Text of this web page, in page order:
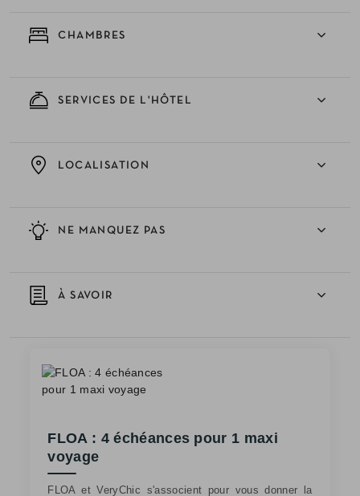
CHAMBRES
SERVICES DE L'HÔTEL
NE MANQUEZ PAS
LOCALISATION
À SAVOIR
FLOA : 4 échéances pour 1 maxi
voyage
FLOA et VeryChic s'associent pour vous donner la